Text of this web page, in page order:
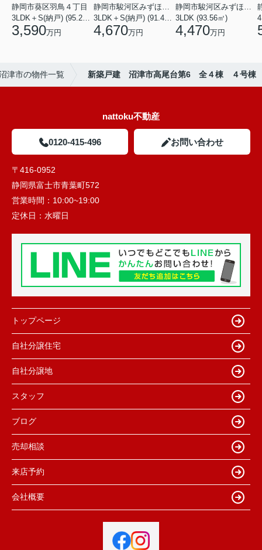
静岡市葵区羽鳥４丁目
3,590万円 4,670万円
3LDK (93.56㎡)
4,470万円
津市の物件一覧 新築戸建 沼津市高尾台第6 全４棟 ４号棟
nattoku不動産
0120-415-496 お問い合わせ
〒416-0952
静岡県富士市青葉町572
営業時間： 10:00~19:00
定休日： 水曜日
トップページ
自社分譲住宅
自社分譲地
スタッフ
ブログ
売却相談
来店予約
会社概要